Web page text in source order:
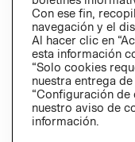
Con ese fin,
navegación y el
Al hacer clic en
esta información
“Solo cookies
nuestra entrega
“Configuración de
nuestro aviso de
información.